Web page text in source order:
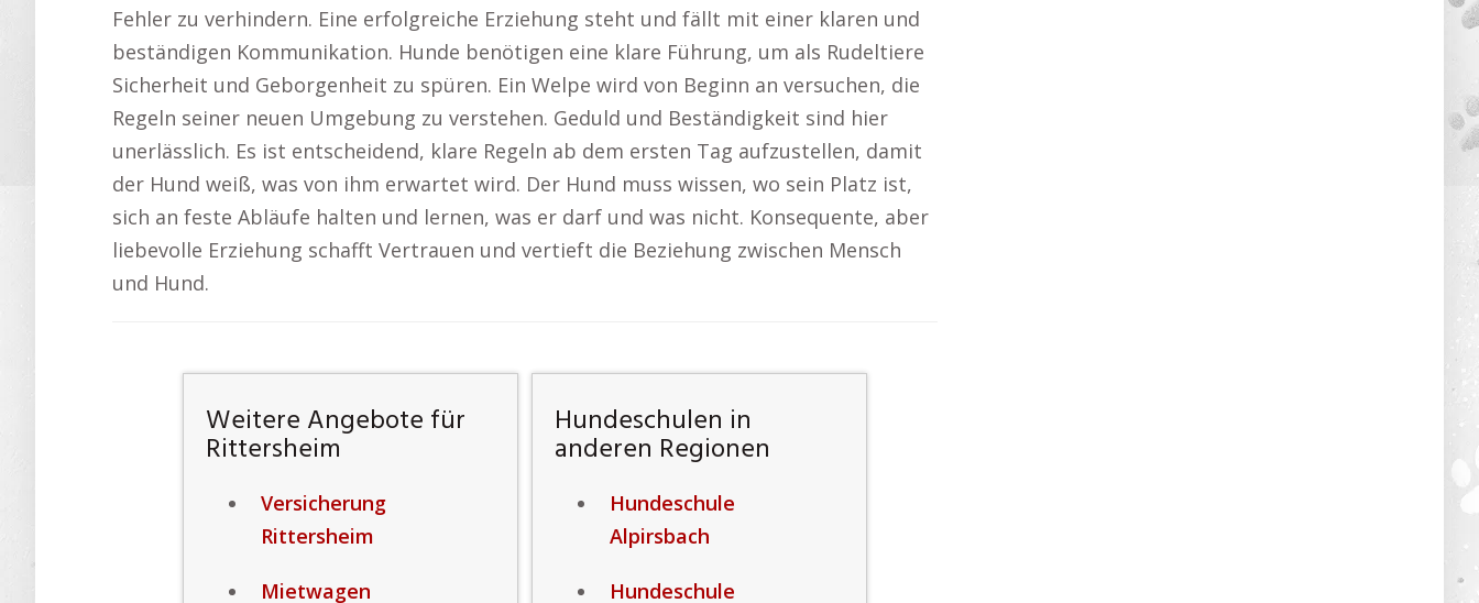
Fehler zu verhindern. Eine erfolgreiche Erziehung steht und fällt mit einer klaren und
beständigen Kommunikation. Hunde benötigen eine klare Führung, um als Rudeltiere
Sicherheit und Geborgenheit zu spüren. Ein Welpe wird von Beginn an versuchen, die
Regeln seiner neuen Umgebung zu verstehen. Geduld und Beständigkeit sind hier
unerlässlich. Es ist entscheidend, klare Regeln ab dem ersten Tag aufzustellen, damit
der Hund weiß, was von ihm erwartet wird. Der Hund muss wissen, wo sein Platz ist,
sich an feste Abläufe halten und lernen, was er darf und was nicht. Konsequente, aber
liebevolle Erziehung schafft Vertrauen und vertieft die Beziehung zwischen Mensch
und Hund.
Weitere Angebote für
Rittersheim
Versicherung
Rittersheim
Mietwagen
Hundeschulen in
anderen Regionen
Hundeschule
Alpirsbach
Hundeschule